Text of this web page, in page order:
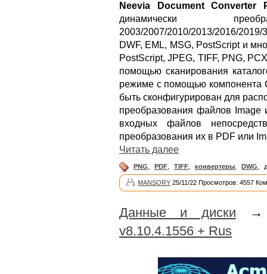
Neevia Document Converter
динамически
2003/2007/2010/2013/2016/
DWF, EML, MSG, PostScript и
PostScript, JPEG, TIFF, PNG,
помощью сканирования
режиме с помощью компонента
быть сконфигурирован для
преобразования файлов Image
входных файлов
преобразования их в PDF или
Читать далее
PNG PDF TIFF конвертеры DWG
MANSORY 25/11/22 Просмотров: 4557
Данные и диски
v8.10.4.1556 + Rus